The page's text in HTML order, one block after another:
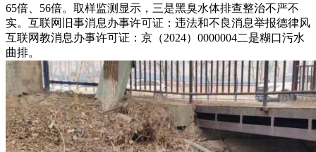
65倍、56倍。取样监测显示，三是黑臭水体排查整治不严不
实。互联网旧事消息办事许可证：违法和不良消息举报德律风
互联网教消息办事许可证：京（2024）0000004二是糊口污水
曲排。